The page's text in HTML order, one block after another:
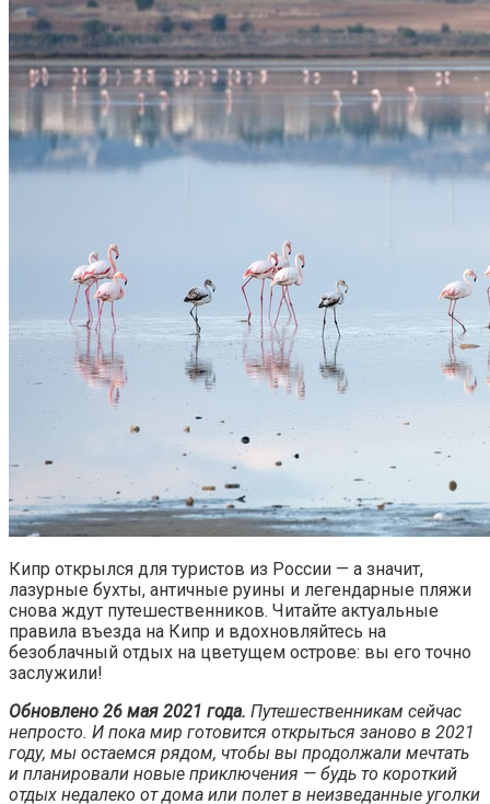
Кипр открылся для туристов из России — а значит,
лазурные бухты, античные руины и легендарные пляжи
снова ждут путешественников. Читайте актуальные
правила въезда на Кипр и вдохновляйтесь на
безоблачный отдых на цветущем острове: вы его точно
заслужили!
Обновлено 26 мая 2021 года. Путешественникам сейчас
непросто. И пока мир готовится открыться заново в 2021
году, мы остаемся рядом, чтобы вы продолжали мечтать
и планировали новые приключения — будь то короткий
отдых недалеко от дома или полет в неизведанные уголки